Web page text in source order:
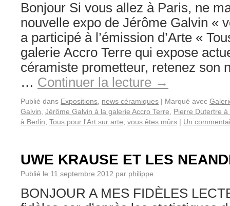
Bonjour Si vous allez à Paris, ne
nouvelle expo de Jérôme Galvin «
a participé à l’émission d’Arte «
galerie Accro Terre qui expose
céramiste prometteur, retenez son
… Continuer la lecture →
Publié dans Expositions news céramiques | Marqué avec
Galvin Jérôme Galvin à la galerie Accro Terre
Pierre Dutertre
à Berlin Tous pour l'Art sur arte vous êtes mûrs | Un
UWE KRAUSE ET LES
Publié le 11 septembre 2012 par philippe
BONJOUR A MES FIDÈLES